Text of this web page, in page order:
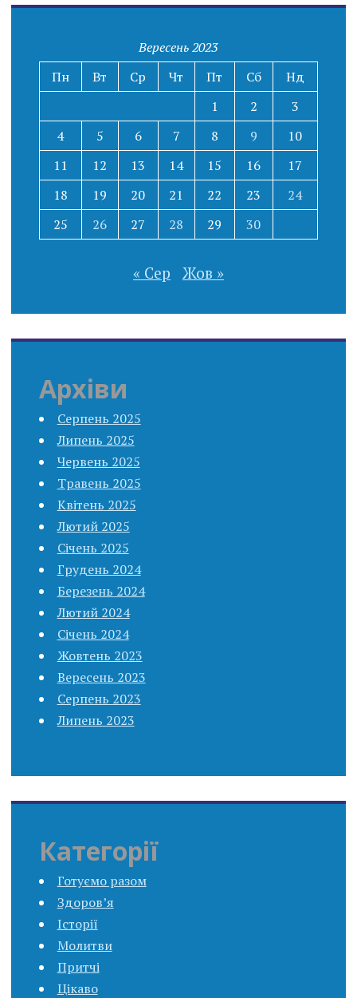
Вересень 2023
Пн
Вт Ср Чт Пт Сб
Нд
1
2
3
4
5 6 7 8 9
10
11
12 13 14 15 16
17
18
19 20 21 22 23
24
25
26 27 28 29 30
« Сер Жов »
Архіви
Серпень 2025
Липень 2025
Червень 2025
Травень 2025
Квітень 2025
Лютий 2025
Січень 2025
Грудень 2024
Березень 2024
Лютий 2024
Січень 2024
Жовтень 2023
Вересень 2023
Серпень 2023
Липень 2023
Категорії
Готуємо разом
Здоров’я
Історії
Молитви
Притчі
Цікаво